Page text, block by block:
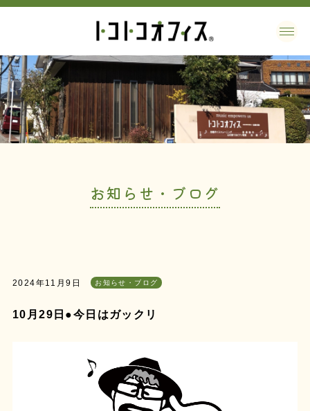
お知らせ・ブログ
2024年11月9日 お知らせ・ブログ
10月29日●今日はガックリ